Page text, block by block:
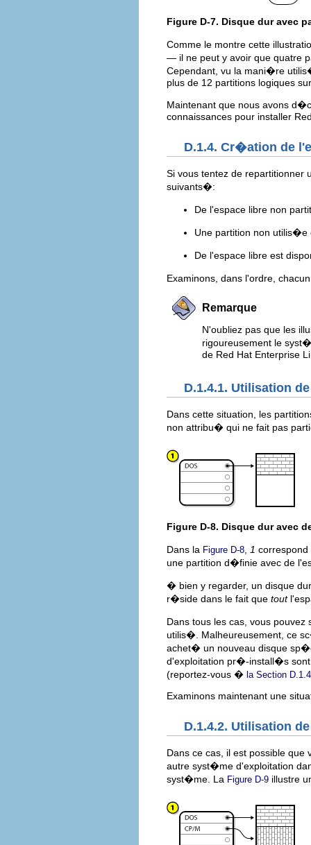
Figure D-7. Disque dur avec
Comme le montre cette
— il ne peut y avoir que quatre
Cependant, vu la mani�re
plus de 12 partitions logiques
Maintenant que nous avons
connaissances pour installer
D.1.4. Cr�ation de
Si vous tentez de
suivants�:
De l'espace libre non
Une partition non utilis�e
De l'espace libre est
Examinons, dans l'ordre,
Remarque
N'oubliez pas que les
rigoureusement le
de Red Hat Enterprise
D.1.4.1. Utilisation
Dans cette situation, les
non attribu� qui ne fait pas
Figure D-8. Disque dur avec
Dans la Figure D-8 1
une partition d�finie avec de
� bien y regarder, un disque
r�side dans le fait que tout
Dans tous les cas, vous
utilis�. Malheureusement, ce
achet� un nouveau disque
d'exploitation pr�-install�s
(reportez-vous � la Section
Examinons maintenant une
D.1.4.2. Utilisation
Dans ce cas, il est possible
autre syst�me d'exploitation
syst�me. La Figure D-9 illustre